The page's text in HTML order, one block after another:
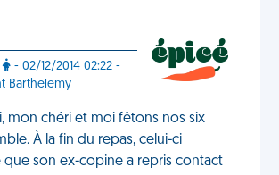
- 02/12/2014 02:22 -
Barthelemy
mon chéri et moi fêtons nos six
À la fin du repas, celui-ci
que son ex-copine a repris contact